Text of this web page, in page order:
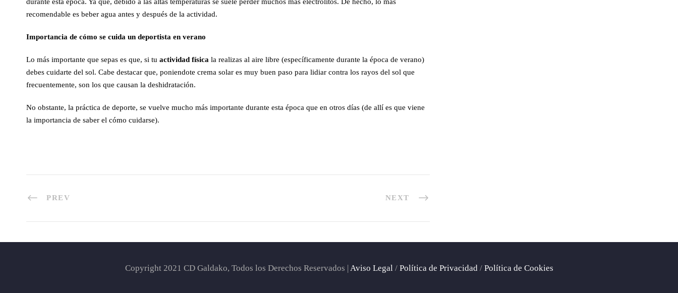
recomendable es beber agua antes y después de la actividad.
Importancia de cómo se cuida un deportista en verano
Lo más importante que sepas es que, si tu actividad física la realizas al aire libre (específicamente durante la época de verano)
debes cuidarte del sol. Cabe destacar que, poniendote crema solar es muy buen paso para lidiar contra los rayos del sol que
frecuentemente, son los que causan la deshidratación.
No obstante, la práctica de deporte, se vuelve mucho más importante durante esta época que en otros días (de allí es que viene
la importancia de saber el cómo cuidarse).
PREV NEXT
Copyright 2021 CD Galdako, Todos los Derechos Reservados | Aviso Legal/ Política de Privacidad/ Política de Cookies